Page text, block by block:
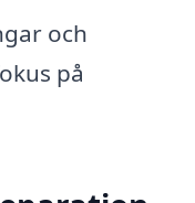
och
på